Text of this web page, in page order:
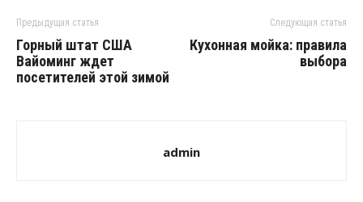
Предыдущая статья
Горный штат США
Вайоминг ждет
посетителей этой зимой
Следующая статья
Кухонная мойка: правила
выбора
admin